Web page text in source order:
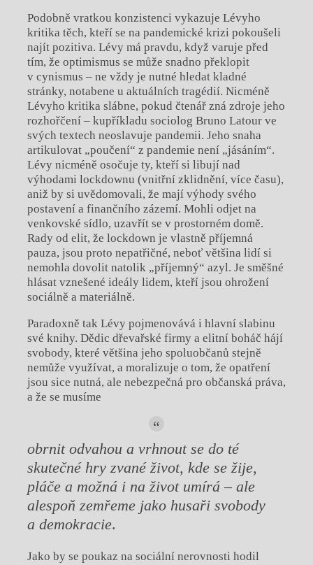
Podobně vratkou konzistenci vykazuje Lévyho
kritika těch, kteří se na pandemické krizi pokoušeli
najít pozitiva. Lévy má pravdu, když varuje před
tím, že optimismus se může snadno překlopit
v cynismus – ne vždy je nutné hledat kladné
stránky, notabene u aktuálních tragédií. Nicméně
Lévyho kritika slábne, pokud čtenář zná zdroje jeho
rozhořčení – kupříkladu sociolog Bruno Latour ve
svých textech neoslavuje pandemii. Jeho snaha
artikulovat „poučení“ z pandemie není „jásáním“.
Lévy nicméně osočuje ty, kteří si libují nad
výhodami lockdownu (vnitřní zklidnění, více času),
aniž by si uvědomovali, že mají výhody svého
postavení a finančního zázemí. Mohli odjet na
venkovské sídlo, uzavřít se v prostorném domě.
Rady od elit, že lockdown je vlastně příjemná
pauza, jsou proto nepatřičné, neboť většina lidí si
nemohla dovolit natolik „příjemný“ azyl. Je směšné
hlásat vznešené ideály lidem, kteří jsou ohrožení
sociálně a materiálně.
Paradoxně tak Lévy pojmenovává i hlavní slabinu
své knihy. Dědic dřevařské firmy a elitní boháč hájí
svobody, které většina jeho spoluobčanů stejně
nemůže využívat, a moralizuje o tom, že opatření
jsou sice nutná, ale nebezpečná pro občanská práva,
a že se musíme
obrnit odvahou a vrhnout se do té
skutečné hry zvané život, kde se žije,
pláče a možná i na život umírá – ale
alespoň zemřeme jako husaři svobody
a demokracie.
Jako by se poukaz na sociální nerovnosti hodil